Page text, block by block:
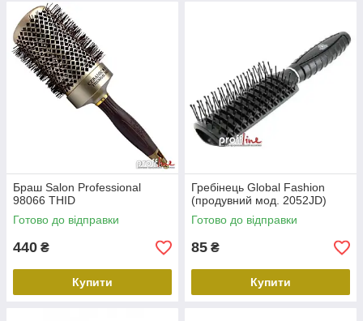
Браш Salon Professional
98066 THID
Готово до відправки
440 ₴
Купити
Гребінець Global Fashion
(продувний мод. 2052JD)
Готово до відправки
85 ₴
Купити